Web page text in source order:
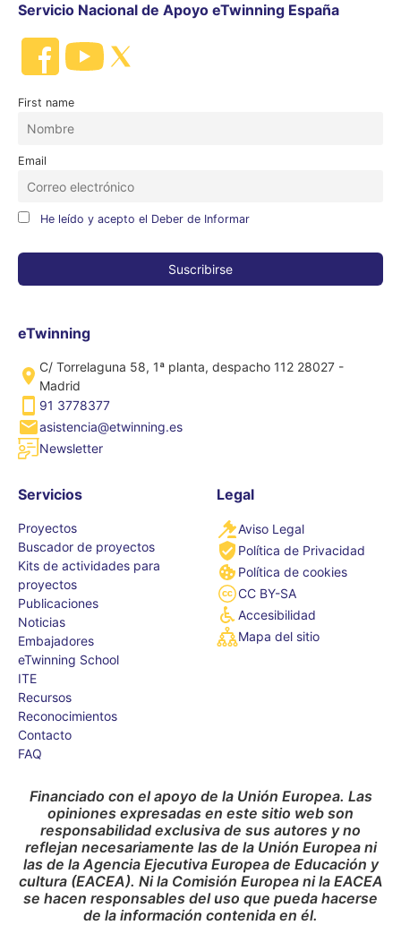
Servicio Nacional de Apoyo eTwinning España
First name
Email
He leído y acepto el Deber de Informar
eTwinning
C/ Torrelaguna 58, 1ª planta, despacho 112 28027 -
Madrid
91 3778377
asistencia@etwinning.es
Newsletter
Servicios
Proyectos
Buscador de proyectos
Kits de actividades para
proyectos
Publicaciones
Noticias
Embajadores
eTwinning School
ITE
Recursos
Reconocimientos
Contacto
FAQ
Legal
Aviso Legal
Política de Privacidad
Política de cookies
CC BY-SA
Accesibilidad
Mapa del sitio
Financiado con el apoyo de la Unión Europea. Las
opiniones expresadas en este sitio web son
responsabilidad exclusiva de sus autores y no
reflejan necesariamente las de la Unión Europea ni
las de la Agencia Ejecutiva Europea de Educación y
cultura (EACEA). Ni la Comisión Europea ni la EACEA
se hacen responsables del uso que pueda hacerse
de la información contenida en él.